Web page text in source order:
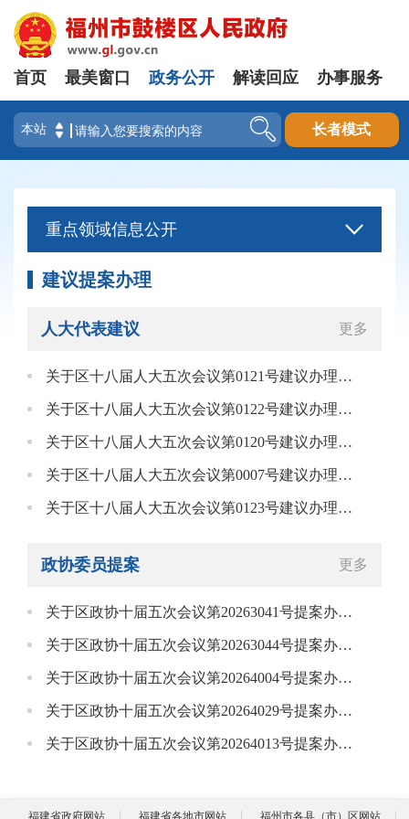
登录
首页 最美窗口 政务公开 解读回应 办事服务
长者模式
重点领域信息公开
建议提案办理
人大代表建议 更多
关于区十八届人大五次会议第0121号建议办理情况的答复
关于区十八届人大五次会议第0122号建议办理情况的答复
关于区十八届人大五次会议第0120号建议办理情况的答复
关于区十八届人大五次会议第0007号建议办理情况的答复
关于区十八届人大五次会议第0123号建议办理情况的答复
政协委员提案 更多
关于区政协十届五次会议第20263041号提案办理情况的答复
关于区政协十届五次会议第20263044号提案办理情况的答复
关于区政协十届五次会议第20264004号提案办理情况的答复
关于区政协十届五次会议第20264029号提案办理情况的答复
关于区政协十届五次会议第20264013号提案办理情况的答复
福建省政府网站 福建省各地市网站 福州市各县（市）区网站